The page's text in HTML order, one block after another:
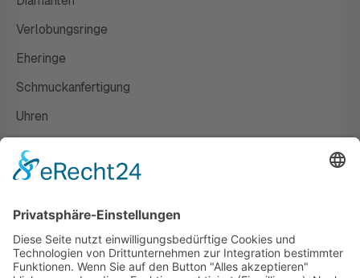
Verlobungsringe
Eheringe
Schmuckanfertigung
Uhren
Susanne Steiger
Geschäfte